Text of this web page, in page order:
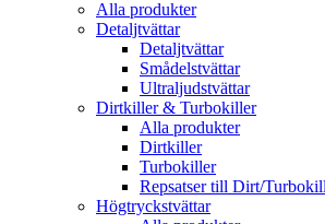
Alla produkter
Detaljtvättar
Detaljtvättar
Smådelstvättar
Ultraljudstvättar
Dirtkiller & Turbokiller
Alla produkter
Dirtkiller
Turbokiller
Repsatser till Dirt/
Högtryckstvättar